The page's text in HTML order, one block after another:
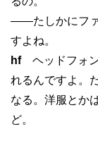
——たしかにファ
すよね。
hfヘッドフォン
れるんですよ。
なる。洋服とか
ど。